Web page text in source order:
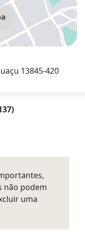
13845-420
não podem
uma